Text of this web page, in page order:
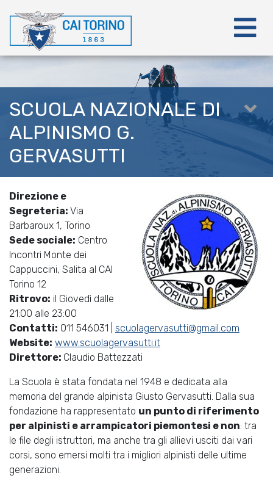
SCUOLA NAZIONALE DI
ALPINISMO G.
GERVASUTTI
Direzione e
Segreteria: Via
Barbaroux 1, Torino
Sede sociale: Centro
Incontri Monte dei
Cappuccini, Salita al CAI
Torino 12
Ritrovo: il Giovedì dalle
21:00 alle 23:00
Contatti: 011 546031 | scuolagervasutti@gmail.com
Website: www.scuolagervasutti.it
Direttore: Claudio Battezzati
La Scuola è stata fondata nel 1948 e dedicata alla
memoria del grande alpinista Giusto Gervasutti. Dalla sua
fondazione ha rappresentato un punto di riferimento
per alpinisti e arrampicatori piemontesi e non: tra
le file degli istruttori, ma anche tra gli allievi usciti dai vari
corsi, sono emersi molti tra i migliori alpinisti delle ultime
generazioni.